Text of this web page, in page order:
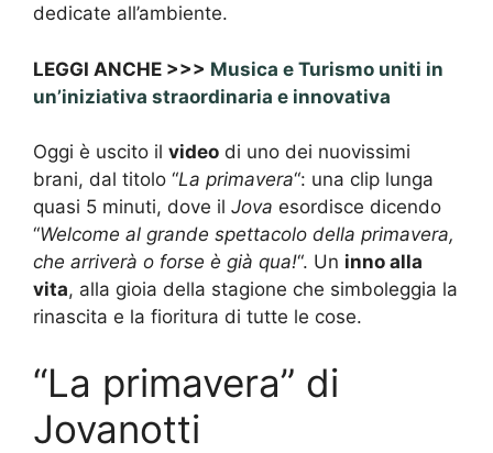
dedicate all’ambiente.
LEGGI ANCHE >>> Musica e Turismo uniti in
un’iniziativa straordinaria e innovativa
Oggi è uscito il video di uno dei nuovissimi
brani, dal titolo “La primavera“: una clip lunga
quasi 5 minuti, dove il Jova esordisce dicendo
“Welcome al grande spettacolo della primavera,
che arriverà o forse è già qua!“. Un inno alla
vita, alla gioia della stagione che simboleggia la
rinascita e la fioritura di tutte le cose.
“La primavera” di
Jovanotti